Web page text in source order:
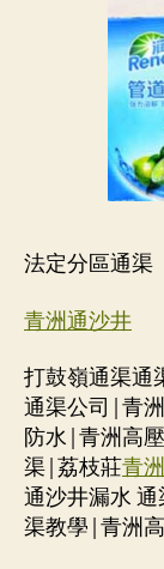
法定分區通渠
青洲通沙井
打鼓嶺通渠通
通渠公司|青
防水|青洲高
渠|荔枝莊青
通沙井漏水
渠教學|青洲